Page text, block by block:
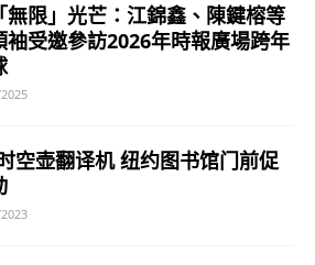
無限」光芒：江錦鑫、陳鍵榕等
袖受邀參訪2026年時報廣場跨年
空壶翻译机 纽约图书馆门前促